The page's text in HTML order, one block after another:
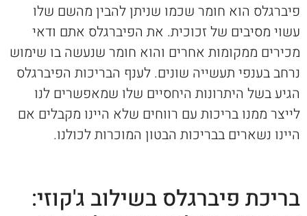
פיברגלס הוא חומר שכמו שניתן להבין מהשם שלו
עשוי מסיבים של זכוכית. את הפיברגלס אתם ודאי
מכירים ממקומות אחרים והוא חומר שנעשה בו שימוש
נרחב בענפי תעשייה שונים. לענף הבריכות הפיברגלס
הגיע בשל היתרונות היחסיים שלו שמאפשרים לנו
לייצר ממנו בריכות עם רווחים שלא היינו מקבלים אם
היינו נשארים בבריכות הבטון המוכרות לכולנו.
בריכת פיברגלס בשילוב ג'קוזי: